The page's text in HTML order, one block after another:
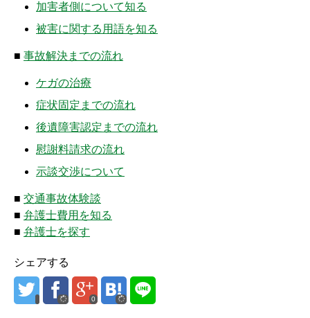
加害者側について知る
被害に関する用語を知る
■ 事故解決までの流れ
ケガの治療
症状固定までの流れ
後遺障害認定までの流れ
慰謝料請求の流れ
示談交渉について
■ 交通事故体験談
■ 弁護士費用を知る
■ 弁護士を探す
シェアする
0